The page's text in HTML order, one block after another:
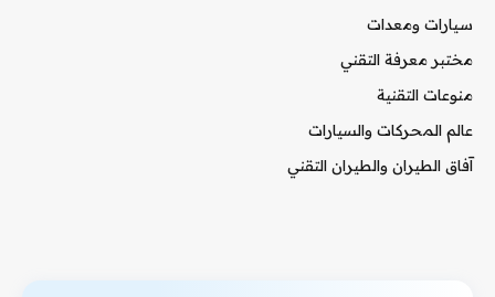
سيارات ومعدات
مختبر معرفة التقني
منوعات التقنية
عالم المحركات والسيارات
آفاق الطيران والطيران التقني